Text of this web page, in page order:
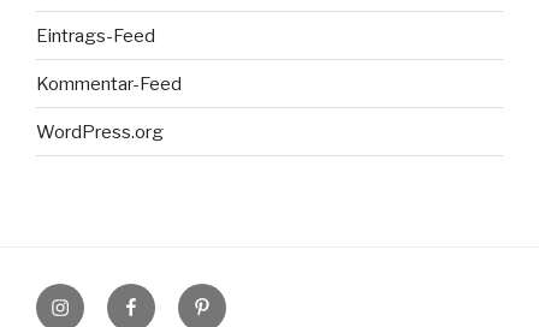
Eintrags-Feed
Kommentar-Feed
WordPress.org
InstagramFacebookPinterest